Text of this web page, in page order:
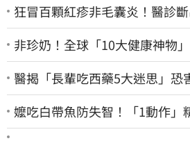
狂冒百顆紅疹非毛囊炎！醫診
非珍奶！全球「10大健康神物
醫揭「長輩吃西藥5大迷思」恐
嬤吃白帶魚防失智！「1動作」